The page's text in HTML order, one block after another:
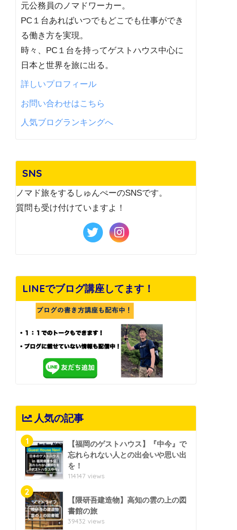
元公務員のノマドワーカー。
PC１台あればいつでもどこでも仕事ができ
る働き方を実現。
時々、PC１台を持ってゲストハウス中心に
日本と世界を旅に出る。
詳しいプロフィール
お問い合わせはこちら
人気ブログランキングへ
SNS
ノマド旅をするしゅんぺーのSNSです。
質問も受け付けていますよ！
LINEでブログ講座してます！
人気の記事
1
【福岡のゲストハウス】『中今』で
忘れられない人との出会いや思い出
を！
114147 views
2
【隈研吾建造物】高知の雲の上の図
書館の旅
39432 views